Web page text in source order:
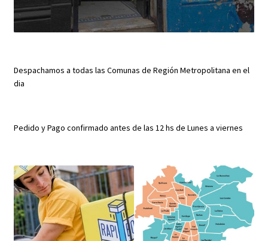
Despachamos a todas las Comunas de Región Metropolitana en el
dia
Pedido y Pago confirmado antes de las 12 hs de Lunes a viernes